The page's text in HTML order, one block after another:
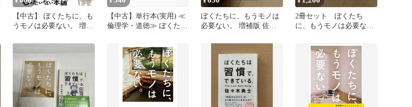
【中古】 ぼくたちに、も
うモノは必要ない。 増補
木 典士 / 筑摩書房
【中古】単行本(実用) ≪
倫理学・道徳≫ ぼくたち
ぼくたちに、もうモノは
必要ない。 増補版 佐々
2冊セット ぼくたち
に、もうモノは必要な